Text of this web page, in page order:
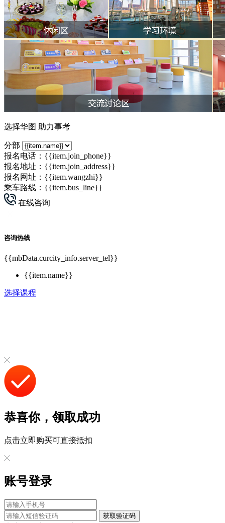
选择华图 助力事考
分部
报名电话： {{item.join_phone}}
报名地址：{{item.join_address}}
报名网址： {{item.wangzhi}}
乘车路线：{{item.bus_line}}
在线咨询
咨询热线
{{mbData.curcity_info.server_tel}}
{{item.name}}
选择课程
恭喜你，领取成功
点击立即购买可直接抵扣
账号登录